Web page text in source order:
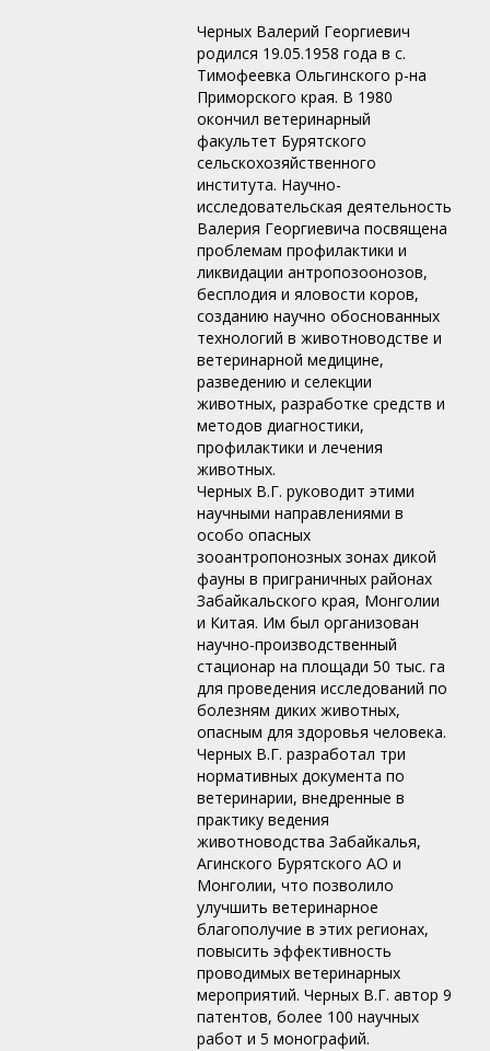
Черных Валерий Георгиевич
родился 19.05.1958 года в с.
Тимофеевка Ольгинского р-на
Приморского края. В 1980
окончил ветеринарный
факультет Бурятского
сельскохозяйственного
института. Научно-
исследовательская деятельность
Валерия Георгиевича посвящена
проблемам профилактики и
ликвидации антропозоонозов,
бесплодия и яловости коров,
созданию научно обоснованных
технологий в животноводстве и
ветеринарной медицине,
разведению и селекции
животных, разработке средств и
методов диагностики,
профилактики и лечения
животных.
Черных В.Г. руководит этими
научными направлениями в
особо опасных
зооантропонозных зонах дикой
фауны в приграничных районах
Забайкальского края, Монголии
и Китая. Им был организован
научно-производственный
стационар на площади 50 тыс. га
для проведения исследований по
болезням диких животных,
опасным для здоровья человека.
Черных В.Г. разработал три
нормативных документа по
ветеринарии, внедренные в
практику ведения
животноводства Забайкалья,
Агинского Бурятского АО и
Монголии, что позволило
улучшить ветеринарное
благополучие в этих регионах,
повысить эффективность
проводимых ветеринарных
мероприятий. Черных В.Г. автор 9
патентов, более 100 научных
работ и 5 монографий.